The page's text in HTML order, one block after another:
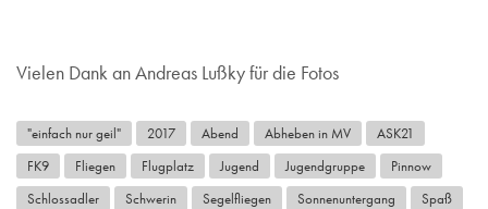
Vielen Dank an Andreas Lußky für die Fotos
"einfach nur geil" 2017 Abend Abheben in MV
ASK21
FK9
Fliegen Flugplatz Jugend Jugendgruppe
Pinnow
Schlossadler
Schwerin Segelfliegen Sonnenuntergang
Spaß